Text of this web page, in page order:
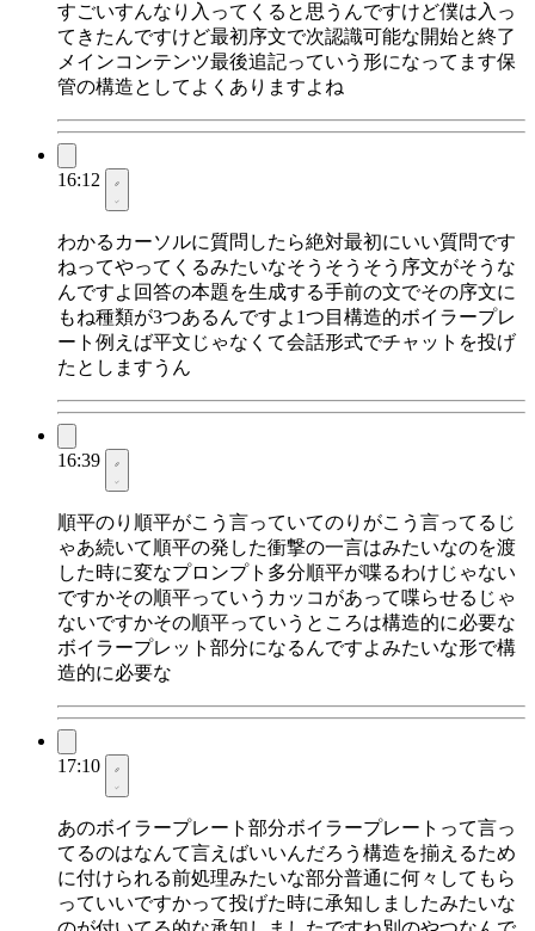
すごいすんなり入ってくると思うんですけど僕は入っ
てきたんですけど最初序文で次認識可能な開始と終了
メインコンテンツ最後追記っていう形になってます保
管の構造としてよくありますよね
16:12
わかるカーソルに質問したら絶対最初にいい質問です
ねってやってくるみたいなそうそうそう序文がそうな
んですよ回答の本題を生成する手前の文でその序文に
もね種類が3つあるんですよ1つ目構造的ボイラープレ
ート例えば平文じゃなくて会話形式でチャットを投げ
たとしますうん
16:39
順平のり順平がこう言っていてのりがこう言ってるじ
ゃあ続いて順平の発した衝撃の一言はみたいなのを渡
した時に変なプロンプト多分順平が喋るわけじゃない
ですかその順平っていうカッコがあって喋らせるじゃ
ないですかその順平っていうところは構造的に必要な
ボイラープレット部分になるんですよみたいな形で構
造的に必要な
17:10
あのボイラープレート部分ボイラープレートって言っ
てるのはなんて言えばいいんだろう構造を揃えるため
に付けられる前処理みたいな部分普通に何々してもら
っていいですかって投げた時に承知しましたみたいな